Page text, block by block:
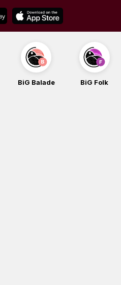
BiG Balade BiG Folk